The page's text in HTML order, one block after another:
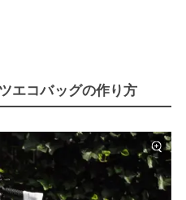
エコバッグの作り方